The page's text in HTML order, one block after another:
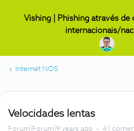
Vishing | Phishing através de
internacionais/
Internet NOS
Velocidades lentas
Forum|Forum|9 years ago 41